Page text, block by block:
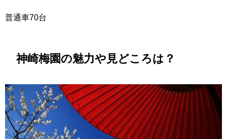
普通車70台
神崎梅園の魅力や見どころは？